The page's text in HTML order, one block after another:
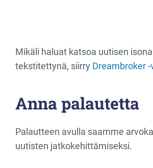
Mikäli haluat katsoa uutisen
tekstitettynä, siirry Dreambroker
Anna palautetta
Palautteen avulla saamme
uutisten jatkokehittämiseksi.